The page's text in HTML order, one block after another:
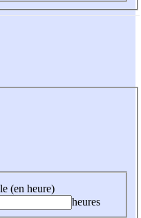
(en heure)
heures